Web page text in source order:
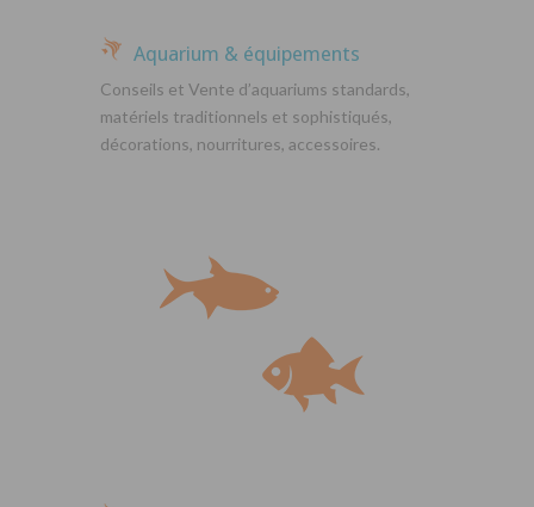
Aquarium & équipements
Conseils et Vente d’aquariums standards,
matériels traditionnels et sophistiqués,
décorations, nourritures, accessoires.